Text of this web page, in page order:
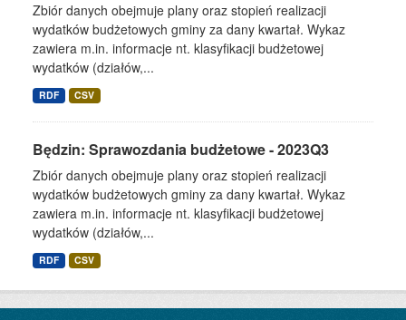
Zbiór danych obejmuje plany oraz stopień realizacji
wydatków budżetowych gminy za dany kwartał. Wykaz
zawiera m.in. informacje nt. klasyfikacji budżetowej
wydatków (działów,...
RDF CSV
Będzin: Sprawozdania budżetowe - 2023Q3
Zbiór danych obejmuje plany oraz stopień realizacji
wydatków budżetowych gminy za dany kwartał. Wykaz
zawiera m.in. informacje nt. klasyfikacji budżetowej
wydatków (działów,...
RDF CSV